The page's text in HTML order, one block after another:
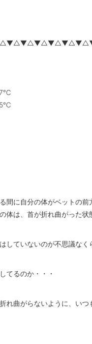
間に自分の体がベットの
体は、首が折れ曲がった
していないのが不思議なく
てるのか・・・
れ曲がらないように、いつ